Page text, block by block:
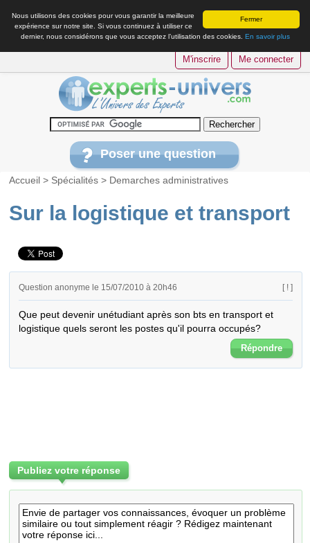
Fermer
Nous utilisons des cookies pour vous garantir la meilleure
expérience sur notre site. Si vous continuez à utiliser ce
dernier, nous considérons que vous acceptez l’utilisation des cookies. En savoir plus
M'inscrire Me connecter
Poser une question
Accueil > Spécialités > Demarches administratives
Sur la logistique et transport
Question anonyme le 15/07/2010 à 20h46 [ ! ]
Que peut devenir unétudiant après son bts en transport et
logistique quels seront les postes qu'il pourra occupés?
Répondre
Publiez votre réponse